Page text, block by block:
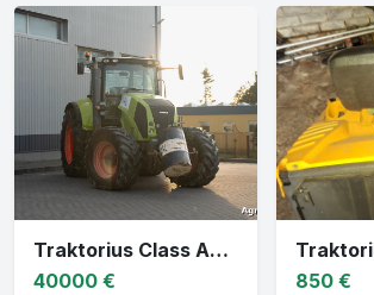
Traktorius Class Axion 830
40000 €
850 €